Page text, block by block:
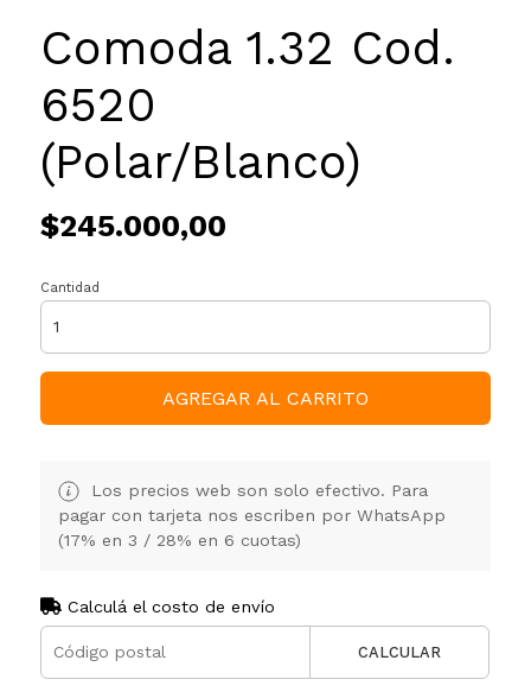
Comoda 1.32 Cod.
6520
(Polar/Blanco)
$245.000,00
Cantidad
AGREGAR AL CARRITO
Los precios web son solo efectivo. Para
pagar con tarjeta nos escriben por WhatsApp
(17% en 3 / 28% en 6 cuotas)
Calculá el costo de envío
CALCULAR